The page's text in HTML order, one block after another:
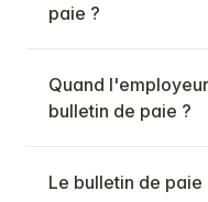
paie ?
Quand
bulletin de paie ?
Le bulletin de